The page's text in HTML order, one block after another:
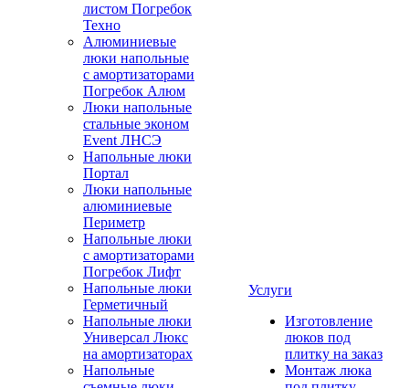
листом Погребок
Техно
Алюминиевые
люки напольные
с амортизаторами
Погребок Алюм
Люки напольные
стальные эконом
Event ЛНСЭ
Напольные люки
Портал
Люки напольные
алюминиевые
Периметр
Напольные люки
с амортизаторами
Погребок Лифт
Напольные люки
Герметичный
Напольные люки
Универсал Люкс
на амортизаторах
Напольные
Услуги
Изготовление
люков под
плитку на заказ
Монтаж люка